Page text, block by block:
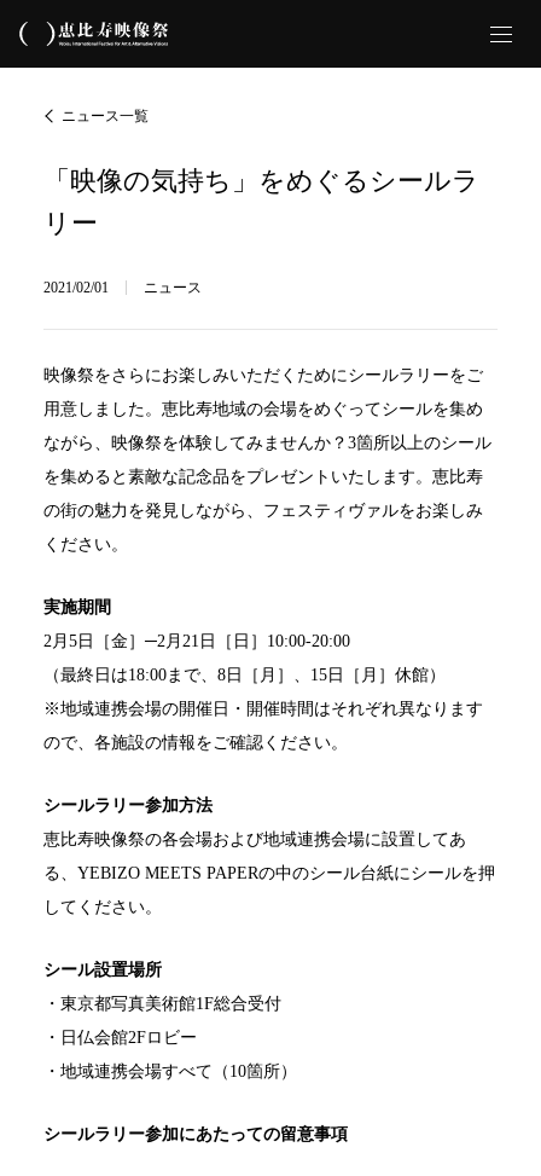
ニュース一覧
「映像の気持ち」をめぐるシールラ
リー
2021/02/01 ニュース
映像祭をさらにお楽しみいただくためにシールラリーをご
用意しました。恵比寿地域の会場をめぐってシールを集め
ながら、映像祭を体験してみませんか？3箇所以上のシール
を集めると素敵な記念品をプレゼントいたします。恵比寿
の街の魅力を発見しながら、フェスティヴァルをお楽しみ
ください。
実施期間
2月5日［金］─2月21日［日］10:00-20:00
（最終日は18:00まで、8日［月］、15日［月］休館）
※地域連携会場の開催日・開催時間はそれぞれ異なります
ので、各施設の情報をご確認ください。
シールラリー参加方法
恵比寿映像祭の各会場および地域連携会場に設置してあ
る、YEBIZO MEETS PAPERの中のシール台紙にシールを押
してください。
シール設置場所
・東京都写真美術館1F総合受付
・日仏会館2Fロビー
・地域連携会場すべて（10箇所）
シールラリー参加にあたっての留意事項